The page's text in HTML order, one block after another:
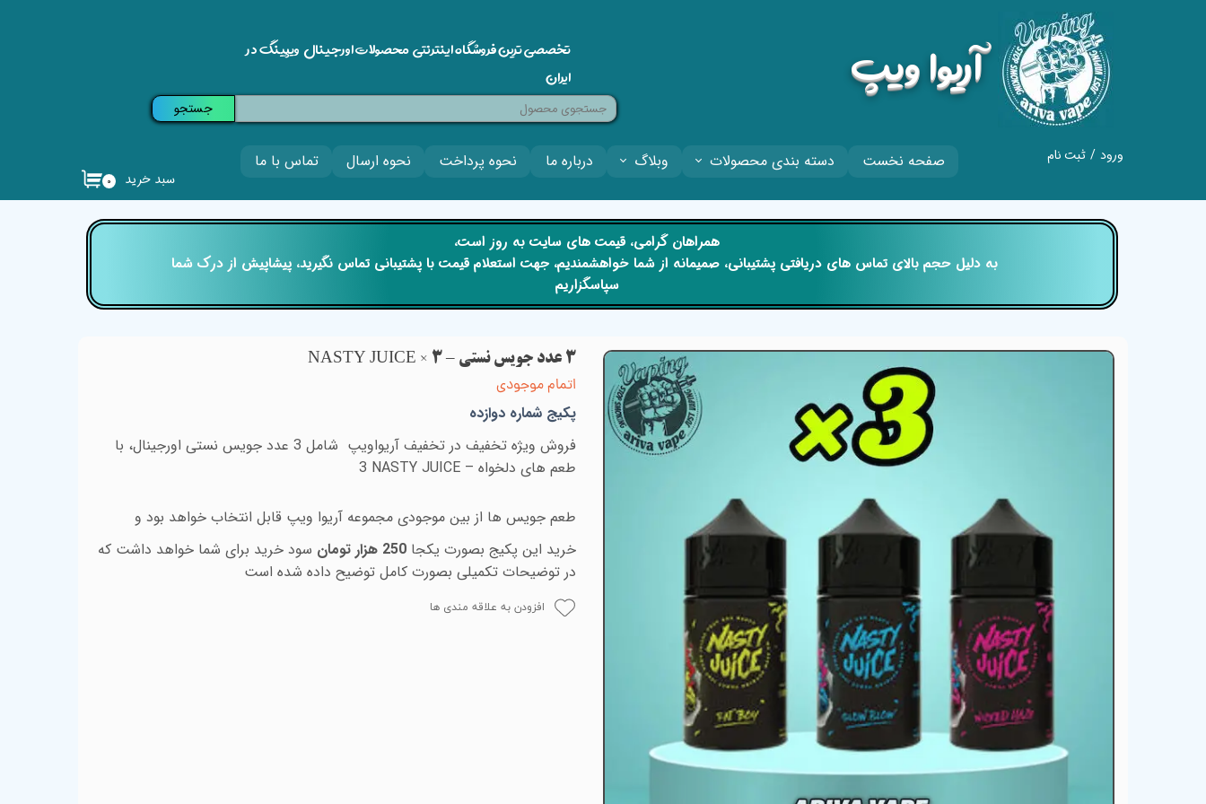
صفحه نخست دسته بندی محصولات وبلاگ درباره ما نحوه پرداخت نحوه ارسال تماس با ما ورود / ثبت نام
تغییر گذر واژه
خروج از حساب
کاربری
​آریوا ویپ
۰ سبد خرید
تخصصی ترین فروشگاه اینترنتی محصولات اورجینال ویپینگ در
ایران
جستجو
3 عدد جویس نستی – NASTY JUICE × 3
اتمام موجودی
پکیج شماره دوازده
فروش ویژه تخفیف در تخفیف آریواویپ
شامل 3 عدد جویس نستی اورجینال، با
طعم های دلخواه – 3 NASTY JUICE
طعم جویس ها از بین موجودی مجموعه آریوا ویپ قابل انتخاب خواهد بود و
خرید این پکیج بصورت یکجا
سود خرید برای شما خواهد داشت که
در توضیحات تکمیلی بصورت کامل توضیح داده شده است
افزودن به علاقه مندی ها
​​همراهان گرامی، قیمت های سایت به روز است،
​​​​​​​ به دلیل حجم بالای تماس های دریافتی پشتیبانی، صمیمانه از شما خواهشمندیم، جهت استعلام قیمت با پشتیبانی تماس نگیرید، پیشاپیش از درک شما
سپاسگزاریم